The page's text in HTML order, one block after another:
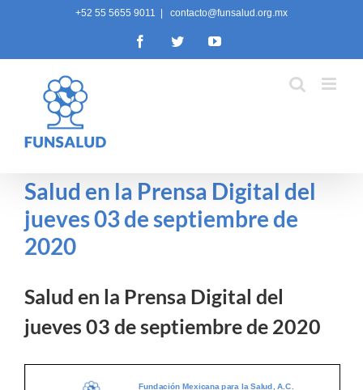
+52 55 5655 9011 contacto@funsalud.org.mx
FacebookTwitterYouTube
Salud en la Prensa Digital del
jueves 03 de septiembre de
2020
Salud en la Prensa Digital del
jueves 03 de septiembre de 2020